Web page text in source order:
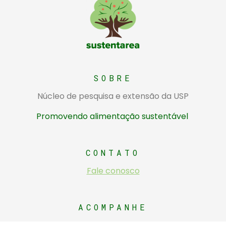
SOBRE
Núcleo de pesquisa e extensão da USP
Promovendo alimentação sustentável
CONTATO
Fale conosco
ACOMPANHE